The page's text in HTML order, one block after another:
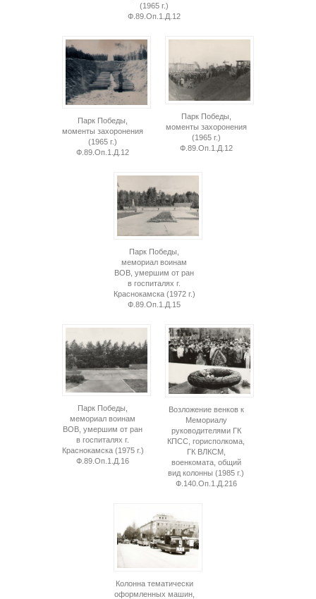
(1965 г.)
Ф.89.Оп.1.Д.12
Парк Победы,
моменты захоронения
(1965 г.)
Ф.89.Оп.1.Д.12
Парк Победы,
моменты захоронения
(1965 г.)
Ф.89.Оп.1.Д.12
Парк Победы,
мемориал воинам
ВОВ, умершим от ран
в госпиталях г.
Краснокамска (1972 г.)
Ф.89.Оп.1.Д.15
Парк Победы,
мемориал воинам
ВОВ, умершим от ран
в госпиталях г.
Краснокамска (1975 г.)
Ф.89.Оп.1.Д.16
Возложение венков к
Мемориалу
руководителями ГК
КПСС, горисполкома,
ГК ВЛКСМ,
военкомата, общий
вид колонны (1985 г.)
Ф.140.Оп.1.Д.216
Колонна тематически
оформленных машин,